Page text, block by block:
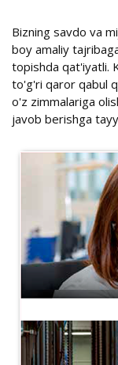
Bizning savdo va
boy amaliy
topishda qat'iyatli.
to'g'ri qaror qabul
o'z zimmalariga
javob berishga